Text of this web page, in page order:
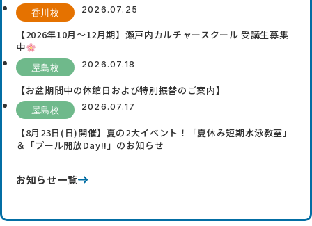
香川校 2026.07.25
【2026年10月〜12月期】瀬戸内カルチャースクール 受講生募集
中
屋島校 2026.07.18
【お盆期間中の休館日および特別振替のご案内】
屋島校 2026.07.17
【8月23日(日)開催】夏の2大イベント！「夏休み短期水泳教室」
＆「プール開放Day!!」のお知らせ
お知らせ一覧